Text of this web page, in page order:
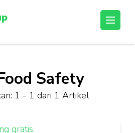
Safety
1 - 1 dari 1 Artikel